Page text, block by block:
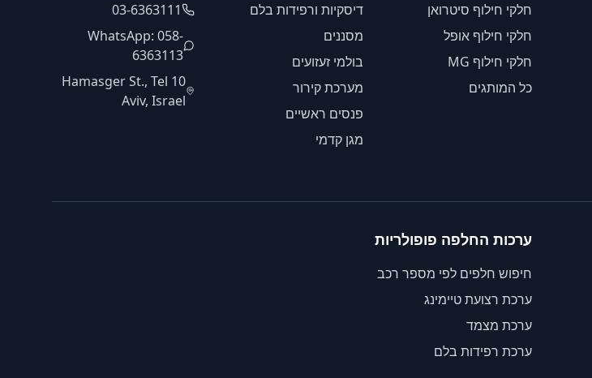
חלקי חילוף סיטרואן
חלקי חילוף אופל
חלקי חילוף MG
כל המותגים
דיסקיות ורפידות בלם
מסננים
בולמי זעזועים
מערכת קירור
פנסים ראשיים
מגן קדמי
03-6363111
WhatsApp: 058-
6363113
10 Hamasger St., Tel
Aviv, Israel
ערכות החלפה פופולריות
חיפוש חלפים לפי מספר רכב
ערכת רצועת טיימינג
ערכת מצמד
ערכת רפידות בלם